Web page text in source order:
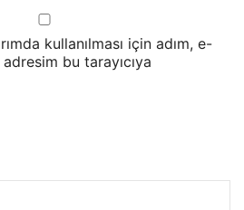
kullanılması için adım, e-
bu tarayıcıya